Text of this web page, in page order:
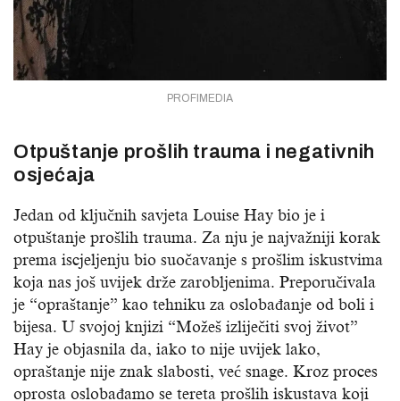
PROFIMEDIA
Otpuštanje prošlih trauma i negativnih
osjećaja
Jedan od ključnih savjeta Louise Hay bio je i
otpuštanje prošlih trauma. Za nju je najvažniji korak
prema iscjeljenju bio suočavanje s prošlim iskustvima
koja nas još uvijek drže zarobljenima. Preporučivala
je “opraštanje” kao tehniku za oslobađanje od boli i
bijesa. U svojoj knjizi “Možeš izliječiti svoj život”
Hay je objasnila da, iako to nije uvijek lako,
opraštanje nije znak slabosti, već snage. Kroz proces
oprosta oslobađamo se tereta prošlih iskustava koji